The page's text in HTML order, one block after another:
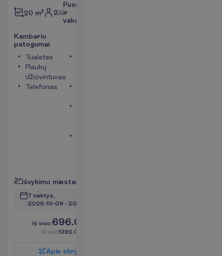
20 m² 2
Pusryčiai
ir
vakarienė
Kambario
patogumai
Tualetas
Plaukų
džiovintuvas
Telefonas
Išvykimo miestas
7 naktys,
2026-10-09 - 2026-10-16
Iš viso:696.00
Iš viso1392.00
Apie skry